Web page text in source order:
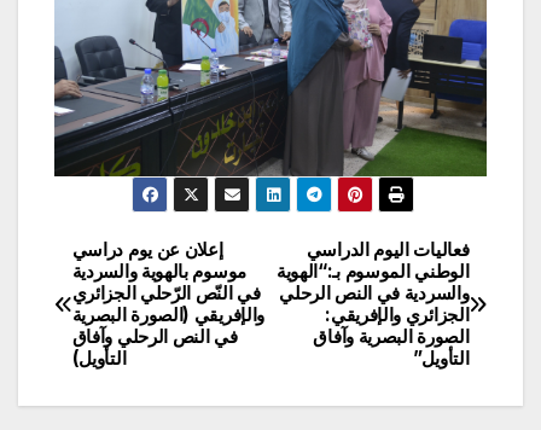
تصفّح
المقالات
إعلان عن يوم دراسي
موسوم بالهوية والسردية
في النّص الرّحلي الجزائري
والإفريقي (الصورة البصرية
في النص الرحلي وآفاق
التأويل)
فعاليات اليوم الدراسي
الوطني الموسوم بـ:“الهوية
والسردية في النص الرحلي
الجزائري والإفريقي:
الصورة البصرية وآفاق
التأويل”